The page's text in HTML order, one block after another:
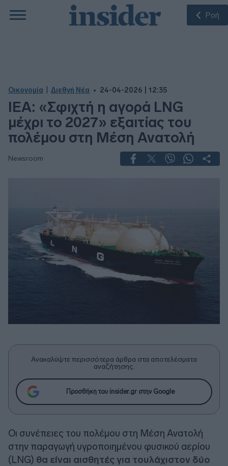
Ροή
Οικονομία Διεθνή Νέα 24-04-2026 | 12:35
ΙΕΑ: «Σφιχτή η αγορά LNG
μέχρι το 2027» εξαιτίας του
πολέμου στη Μέση Ανατολή
Newsroom
Ανακαλύψτε περισσότερα άρθρα στα αποτελέσματα
αναζήτησης.
Προσθήκη του insider.gr στην Google
Οι συνέπειες του πολέμου στη Μέση Ανατολή
στην παραγωγή υγροποιημένου φυσικού αερίου
(LNG) θα είναι αισθητές για τουλάχιστον δύο